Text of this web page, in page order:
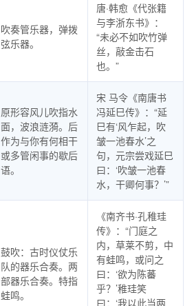
吹奏管乐器，弹拨
弦乐器。
唐·韩愈《代张籍
与李浙东书》：
“未必不如吹竹弹
丝，敲金击石
也。”
原形容风儿吹指水
面，波浪涟漪。后
作为与你有何相干
或多管闲事的歇后
语。
宋 马令《南唐书
冯延巳传》：“延
巳有‘风乍起，吹
皱一池春水’之
句，元宗尝戏延巳
曰：‘吹皱一池春
水，干卿何事？’”
鼓吹：古时仪仗乐
队的器乐合奏。两
部器乐合奏。特指
蛙鸣。
《南齐书·孔稚珪
传》：“门庭之
内，草莱不剪，中
有蛙鸣，或问之
曰：‘欲为陈蕃
乎？’稚珪笑
曰：‘我以此当两